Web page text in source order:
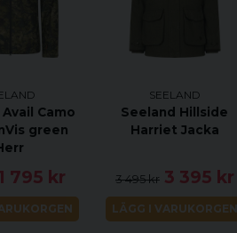
Camo
green
1 795 kr
SEELAND
Seeland Hillside
Harriet Jacka
3 495 kr 3 395 kr
LÄGG I VARUKORGEN